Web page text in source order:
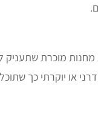
מוכרת שתעניק
או יוקרתי כך